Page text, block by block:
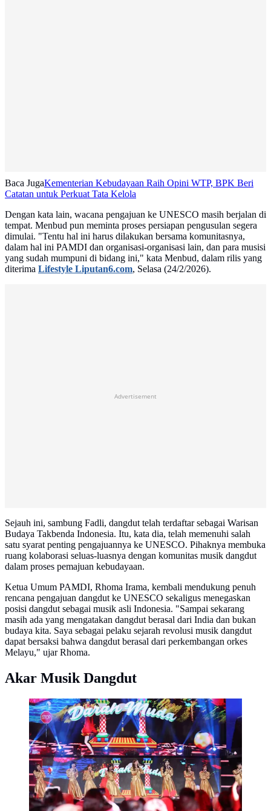
Baca JugaKementerian Kebudayaan Raih Opini WTP, BPK Beri
Catatan untuk Perkuat Tata Kelola
Dengan kata lain, wacana pengajuan ke UNESCO masih berjalan di
tempat. Menbud pun meminta proses persiapan pengusulan segera
dimulai. "Tentu hal ini harus dilakukan bersama komunitasnya,
dalam hal ini PAMDI dan organisasi-organisasi lain, dan para musisi
yang sudah mumpuni di bidang ini," kata Menbud, dalam rilis yang
diterima Lifestyle Liputan6.com, Selasa (24/2/2026).
Advertisement
Sejauh ini, sambung Fadli, dangdut telah terdaftar sebagai Warisan
Budaya Takbenda Indonesia. Itu, kata dia, telah memenuhi salah
satu syarat penting pengajuannya ke UNESCO. Pihaknya membuka
ruang kolaborasi seluas-luasnya dengan komunitas musik dangdut
dalam proses pemajuan kebudayaan.
Ketua Umum PAMDI, Rhoma Irama, kembali mendukung penuh
rencana pengajuan dangdut ke UNESCO sekaligus menegaskan
posisi dangdut sebagai musik asli Indonesia. "Sampai sekarang
masih ada yang mengatakan dangdut berasal dari India dan bukan
budaya kita. Saya sebagai pelaku sejarah revolusi musik dangdut
dapat bersaksi bahwa dangdut berasal dari perkembangan orkes
Melayu," ujar Rhoma.
Akar Musik Dangdut
Dengan konsep perayaan besar, kolaborasi lintas
generasi, serta jajaran pengisi acara yang beragam,
Konser Raya 31 Tahun Indosiar Luar Biasa menjadi
momen istimewa bagi pemirsa setia Indosiar. Tampak
dalam foto, penampilan kolaborasi JKT48 dengan Raja
Dangdut Rhoma Irama pada hari pertama malam
puncak pertama Konser Raya 31 Tahun Indosiar Luar
Biasa di Studio 6 Emtek City, Daan Mogot, Jakarta
Barat, pada Sabtu (10/1/2026) malam.
(Kapanlagi.com/Budy Santoso)